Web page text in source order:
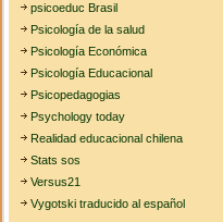
psicoeduc Brasil
Psicología de la salud
Psicología Económica
Psicología Educacional
Psicopedagogias
Psychology today
Realidad educacional chilena
Stats sos
Versus21
Vygotski traducido al español